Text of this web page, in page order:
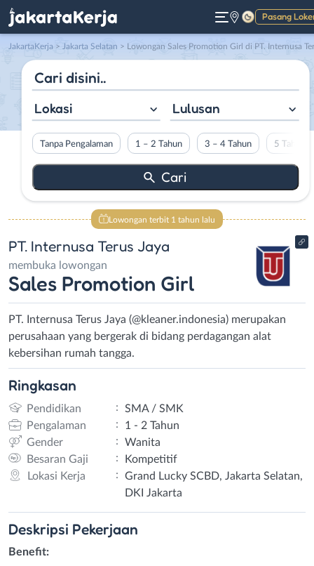
Pasang
Gelap
JakartaKerja > Jakarta Selatan > Lowongan Sales Promotion Girl di PT. Internusa Terus Jaya
Lokasi Lulusan
Tanpa Pengalaman 1 – 2 Tahun 3 – 4 Tahun 5 Tahun
Lowongan terbit 1 tahun lalu
PT. Internusa Terus Jaya
membuka lowongan
Sales Promotion Girl
PT. Internusa Terus Jaya (@kleaner.indonesia) merupakan
perusahaan yang bergerak di bidang perdagangan alat
kebersihan rumah tangga.
Ringkasan
Pendidikan :
SMA / SMK
Pengalaman
:
1 - 2 Tahun
Gender
:
Wanita
Besaran Gaji
:
Kompetitif
Lokasi Kerja
:
Grand Lucky SCBD, Jakarta Selatan,
DKI Jakarta
Deskripsi Pekerjaan
Benefit: